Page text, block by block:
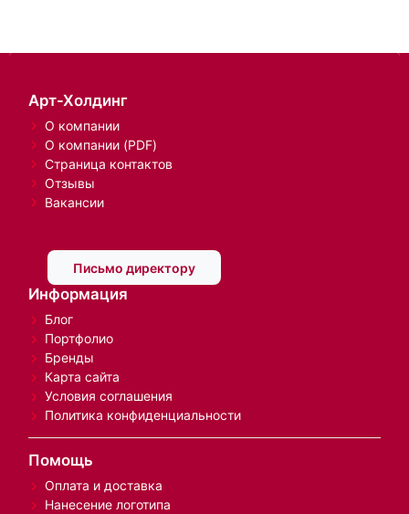
Арт-Холдинг
О компании
О компании (PDF)
Страница контактов
Отзывы
Вакансии
Письмо директору
Информация
Блог
Портфолио
Бренды
Карта сайта
Условия соглашения
Политика конфиденциальности
Помощь
Оплата и доставка
Нанесение логотипа